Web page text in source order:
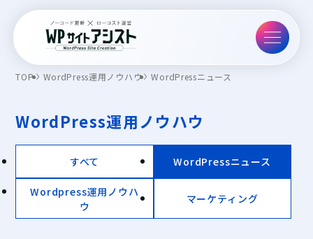
TOP WordPress運用ノウハウ WordPressニュース
WordPress運用ノウハウ
すべて WordPressニュース
Wordpress運用ノウハ
ウ
マーケティング